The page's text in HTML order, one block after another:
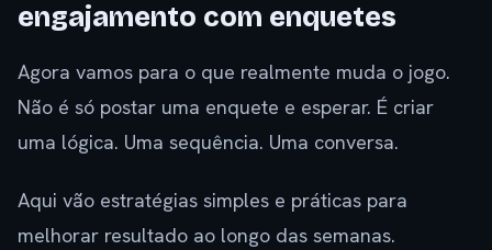
engajamento com enquetes
Agora vamos para o que realmente muda o jogo.
Não é só postar uma enquete e esperar. É criar
uma lógica. Uma sequência. Uma conversa.
Aqui vão estratégias simples e práticas para
melhorar resultado ao longo das semanas.